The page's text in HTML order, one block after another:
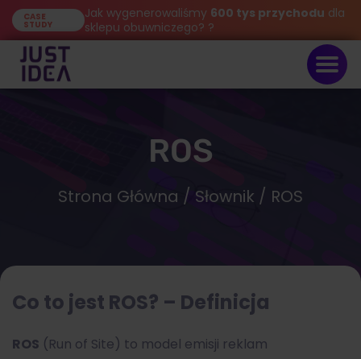
CASE
STUDY
Jak wygenerowaliśmy 600 tys przychodu dla
sklepu obuwniczego? ?
ROS
Strona Główna / Słownik / ROS
Co to jest ROS? – Definicja
ROS (Run of Site) to model emisji reklam